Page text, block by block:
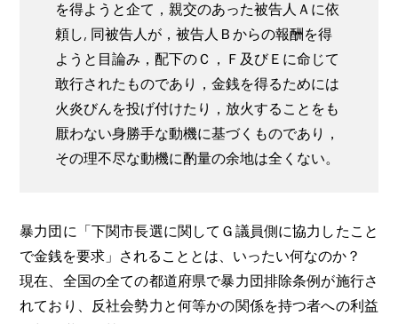
を得ようと企て，親交のあった被告人Ａに依
頼し, 同被告人が，被告人Ｂからの報酬を得
ようと目論み，配下のＣ，Ｆ及びＥに命じて
敢行されたものであり，金銭を得るためには
火炎びんを投げ付けたり，放火することをも
厭わない身勝手な動機に基づくものであり，
その理不尽な動機に酌量の余地は全くない。
暴力団に「下関市長選に関してＧ議員側に協力したこと
で金銭を要求」されることとは、いったい何なのか？
現在、全国の全ての都道府県で暴力団排除条例が施行さ
れており、反社会勢力と何等かの関係を持つ者への利益